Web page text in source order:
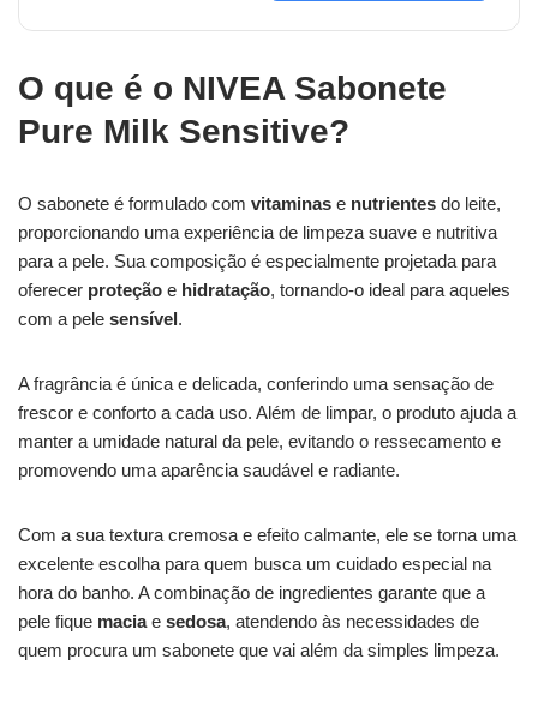
O que é o NIVEA Sabonete
Pure Milk Sensitive?
O sabonete é formulado com vitaminas e nutrientes do leite,
proporcionando uma experiência de limpeza suave e nutritiva
para a pele. Sua composição é especialmente projetada para
oferecer proteção e hidratação, tornando-o ideal para aqueles
com a pele sensível.
A fragrância é única e delicada, conferindo uma sensação de
frescor e conforto a cada uso. Além de limpar, o produto ajuda a
manter a umidade natural da pele, evitando o ressecamento e
promovendo uma aparência saudável e radiante.
Com a sua textura cremosa e efeito calmante, ele se torna uma
excelente escolha para quem busca um cuidado especial na
hora do banho. A combinação de ingredientes garante que a
pele fique maciae sedosa, atendendo às necessidades de
quem procura um sabonete que vai além da simples limpeza.